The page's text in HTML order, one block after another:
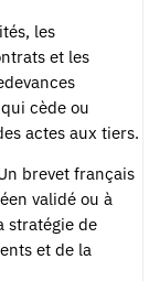
les
et les
cède ou
actes aux tiers.
brevet français
validé ou à
stratégie de
et de la